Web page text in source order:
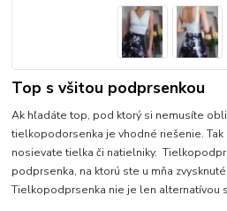
Top s všitou podprsenkou
Ak hľadáte top, pod ktorý si nemusíte
tielkopodorsenka je vhodné riešenie.
nosievate tielka či natielniky.
podprsenka, na ktorú ste u mňa
Tielkopodprsenka nie je len alternatívou